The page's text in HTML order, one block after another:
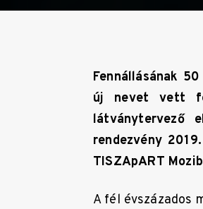
Fennállásának
új nevet vett
látványtervező
rendezvény
TISZApART
A fél évszázados